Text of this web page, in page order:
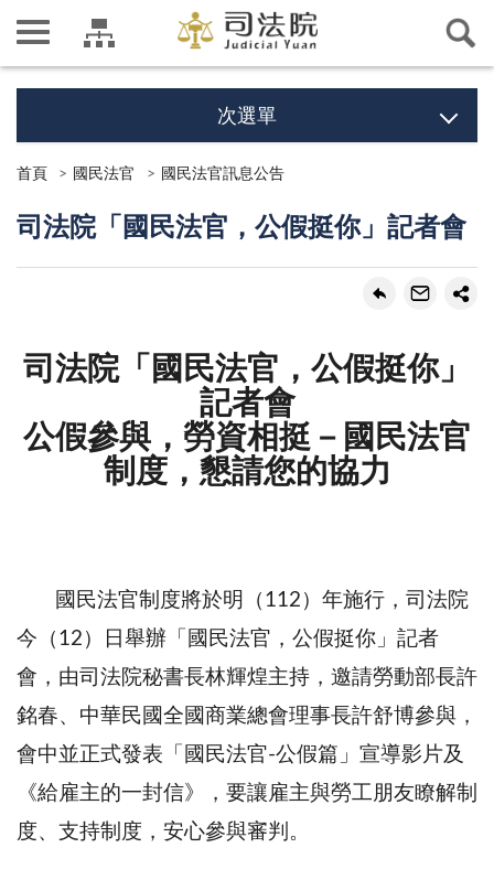
次選單
首頁 國民法官 國民法官訊息公告
司法院「國民法官，公假挺你」記者會
司法院「國民法官，公假挺你」
記者會
公假參與，勞資相挺－國民法官
制度，懇請您的協力
國民法官制度將於明（112）年施行，司法院
今（12）日舉辦「國民法官，公假挺你」記者
會，由司法院秘書長林輝煌主持，邀請勞動部長許
銘春、中華民國全國商業總會理事長許舒博參與，
會中並正式發表「國民法官-公假篇」宣導影片及
《給雇主的一封信》，要讓雇主與勞工朋友瞭解制
度、支持制度，安心參與審判。